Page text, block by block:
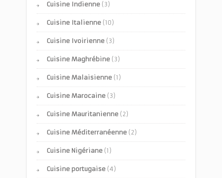
Cuisine Indienne (3)
Cuisine Italienne (10)
Cuisine Ivoirienne (3)
Cuisine Maghrébine (3)
Cuisine Malaisienne (1)
Cuisine Marocaine (3)
Cuisine Mauritanienne (2)
Cuisine Méditerranéenne (2)
Cuisine Nigériane (1)
Cuisine portugaise (4)